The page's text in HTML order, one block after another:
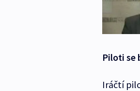
Piloti se
Iráčtí